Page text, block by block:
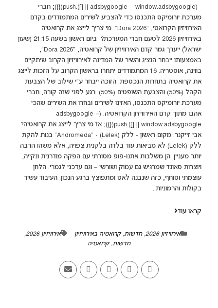
(adsbygoogle = window.adsbygoogle || []).push({}); חברי
מערכת יורומיקס התכנסו כדי להצביע לשירים המתמודדים בקדם
האירוויזיון הקרואטי, "Dora 2026". מי צריך לייצג את קרואטיה
באירוויזיון 2026 לטעם חברי המערכת? ביום ראשון בשעה 21:15 (שעון
ישראל) ייערך גמר קדם האירוויזיון של קרואטיה, "Dora 2026",
באמצעותו ייבחר הנציג והשיר של המדינה לאירוויזיון הקרוב שיתקיים
בווינה, אוסטריה. 16 המתמודדים יתחרו בראשון הקרוב על הזכות לייצג
את קרואטיה בתחרות הנכספת. הזוכה ייבחר ע”י שילוב של הצבעת
הקהל (50%) והצבעת השופטים (50%). רגע לפני שזה קורה, חברי
מערכת יורומיקס התכנסו, האזינו לשירים ובחרו את השירים שהכי
אהבו מתוך קדם האירוויזיון הקרואטיה. (adsbygoogle =
window.adsbygoogle || []).push({}); אז מי צריך לייצג את קרואטיה?
אבי זייקנר: מקום ראשון - ללק (Lelek) - "Andromeda" בנות להקת
ללק (Lelek) לא מביאות עוד בלדה בלקנית צפויה, אלא משהו הרבה
יותר מעניין. הן משלבות אתנו-פופ מסורתי עם הפקה מודרנית ונקייה,
ויוצרות סאונד שמרגיש גם עמוק ושורשי – וגם עדכני לגמרי. הלחן
עוצמתי וסוחף, כזה שנבנה לאט ומתפוצץ ברגע הנכון. העיבוד עשיר
בקולות והרמוניות...
קראו עוד
אירוויזיון 2026 ,חדשות,קרואטיה באירוויזיון אירוויזיון 2026
,
חדשות,קרואטיה